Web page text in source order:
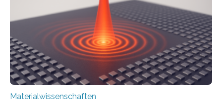
the American Chemical Society. —What for?
Materialien, die gleichzeitig Strom leiten und Licht
beeinflussen können, sind für viele moderne
Technologien…
Materialwissenschaften